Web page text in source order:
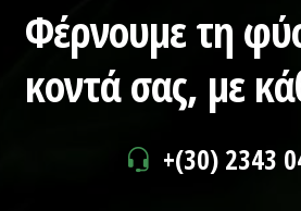
Φέρνουμε τη
κοντά σας, με
+(30) 2343